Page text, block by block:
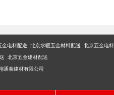
电料配送 北京水暖五金材料配送 北京五金电料
北京五金建材配送
通泰建材有限公司